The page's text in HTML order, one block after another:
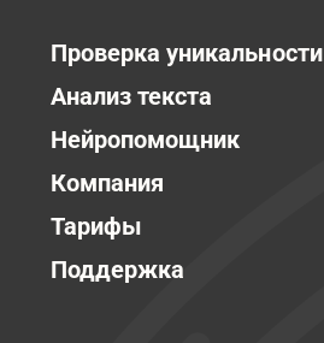
Проверка уникальности
Анализ текста
Нейропомощник
Компания
Тарифы
Поддержка